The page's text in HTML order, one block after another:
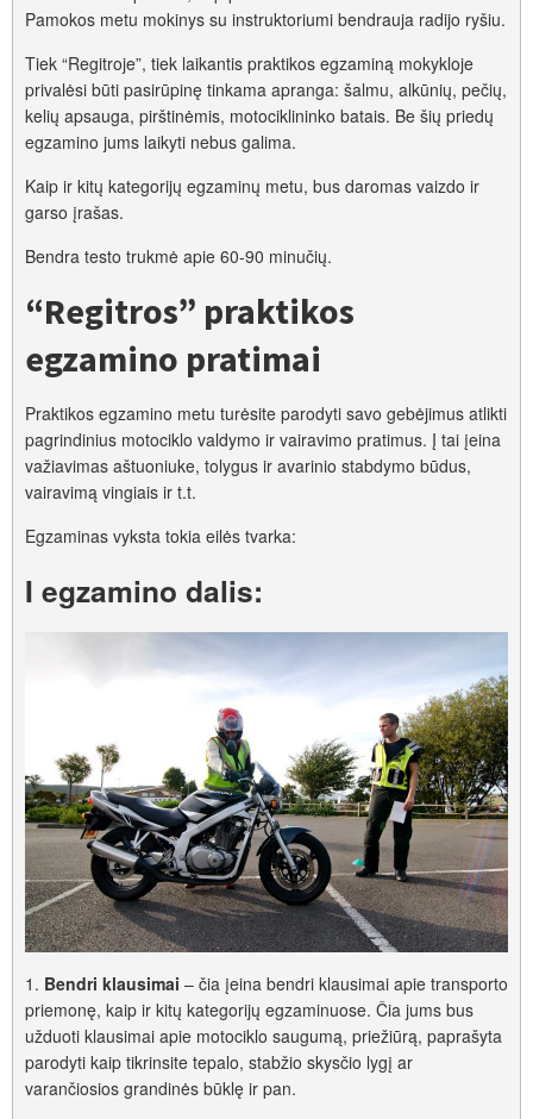
Pamokos metu mokinys su instruktoriumi bendrauja radijo ryšiu.
Tiek “Regitroje”, tiek laikantis praktikos egzaminą mokykloje
privalėsi būti pasirūpinę tinkama apranga: šalmu, alkūnių, pečių,
kelių apsauga, pirštinėmis, motociklininko batais. Be šių priedų
egzamino jums laikyti nebus galima.
Kaip ir kitų kategorijų egzaminų metu, bus daromas vaizdo ir
garso įrašas.
Bendra testo trukmė apie 60-90 minučių.
“Regitros” praktikos
egzamino pratimai
Praktikos egzamino metu turėsite parodyti savo gebėjimus atlikti
pagrindinius motociklo valdymo ir vairavimo pratimus. Į tai įeina
važiavimas aštuoniuke, tolygus ir avarinio stabdymo būdus,
vairavimą vingiais ir t.t.
Egzaminas vyksta tokia eilės tvarka:
I egzamino dalis:
1. Bendri klausimai – čia įeina bendri klausimai apie transporto
priemonę, kaip ir kitų kategorijų egzaminuose. Čia jums bus
užduoti klausimai apie motociklo saugumą, priežiūrą, paprašyta
parodyti kaip tikrinsite tepalo, stabžio skysčio lygį ar
varančiosios grandinės būklę ir pan.